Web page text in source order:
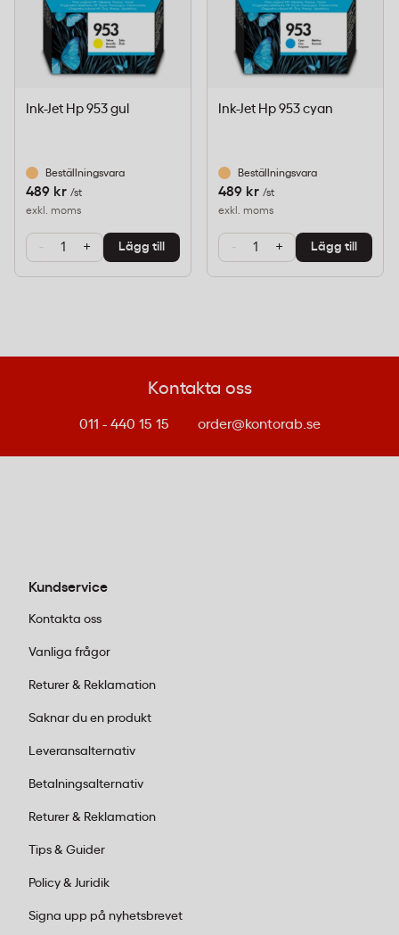
Ink-Jet Hp 953 gul
Beställningsvara
489 kr /st
exkl. moms
- + Lägg till
Ink-Jet Hp 953 cyan
Beställningsvara
489 kr /st
exkl. moms
- + Lägg till
Kontakta oss
011 - 440 15 15 order@kontorab.se
Kundservice
Kontakta oss
Vanliga frågor
Returer & Reklamation
Saknar du en produkt
Leveransalternativ
Betalningsalternativ
Returer & Reklamation
Tips & Guider
Policy & Juridik
Signa upp på nyhetsbrevet